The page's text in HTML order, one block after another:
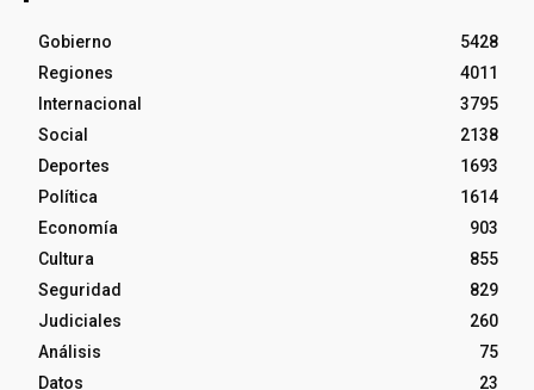
Gobierno
5428
Regiones
4011
Internacional
3795
Social
2138
Deportes
1693
Política
1614
Economía
903
Cultura
855
Seguridad
829
Judiciales
260
Análisis
75
Datos
23